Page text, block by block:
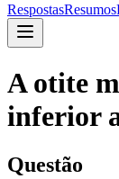
RespostasResumos
A otite
inferior
Questão